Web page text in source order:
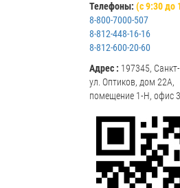
Телефоны: (с 9:30 до
8-800-7000-507
8-812-448-16-16
8-812-600-20-60
Адрес : 197345,
ул. Оптиков, дом 22А,
помещение 1-Н, офис